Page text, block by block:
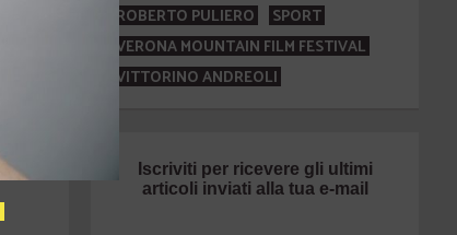
ROBERTO PULIERO
SPORT
VERONA MOUNTAIN FILM FESTIVAL
VITTORINO ANDREOLI
Iscriviti per ricevere gli ultimi
articoli inviati alla tua e-mail